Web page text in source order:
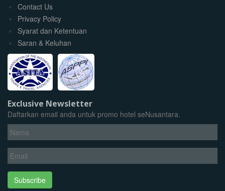
Contact Us
Privacy Policy
Syarat dan Ketentuan
Saran & Keluhan
Exclusive Newsletter
Daftarkan email anda untuk promo hotel seNusantara.